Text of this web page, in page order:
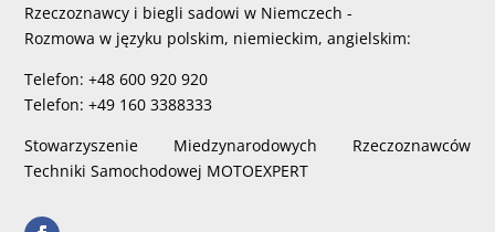
Rzeczoznawcy i biegli sadowi w Niemczech -
Rozmowa w języku polskim, niemieckim, angielskim:
Telefon: +48 600 920 920
Telefon: +49 160 3388333
Stowarzyszenie Miedzynarodowych Rzeczoznawców
Techniki Samochodowej MOTOEXPERT